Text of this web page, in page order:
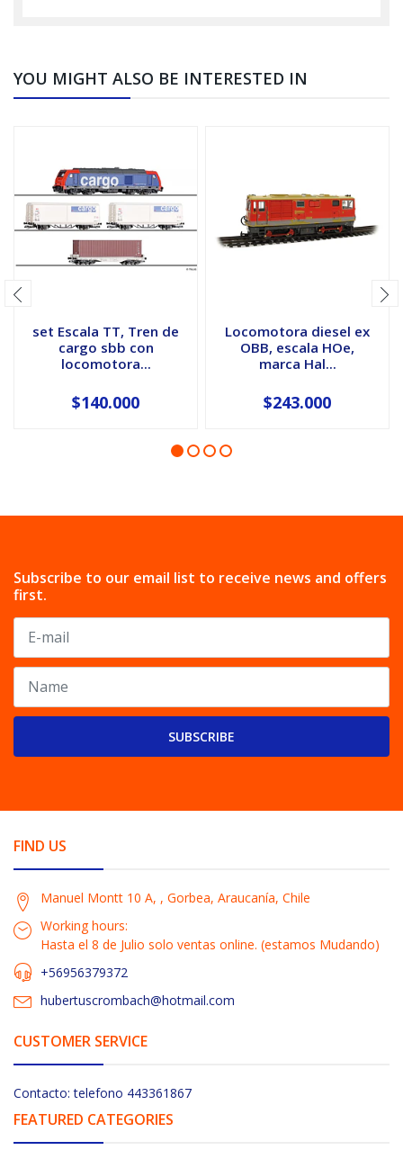
YOU MIGHT ALSO BE INTERESTED IN
set Escala TT, Tren de
cargo sbb con
locomotora...
$140.000
Locomotora diesel ex
OBB, escala HOe,
marca Hal...
$243.000
Subscribe to our email list to receive news and offers
first.
SUBSCRIBE
FIND US
Manuel Montt 10 A, , Gorbea, Araucanía, Chile
Working hours:
Hasta el 8 de Julio solo ventas online. (estamos Mudando)
+56956379372
hubertuscrombach@hotmail.com
CUSTOMER SERVICE
Contacto: telefono 443361867
FEATURED CATEGORIES